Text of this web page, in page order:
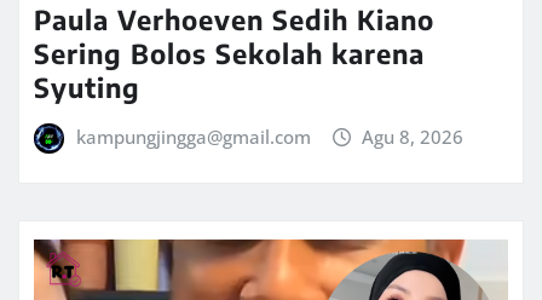
Paula Verhoeven Sedih Kiano
Sering Bolos Sekolah karena
Syuting
kampungjingga@gmail.com Agu 8, 2026